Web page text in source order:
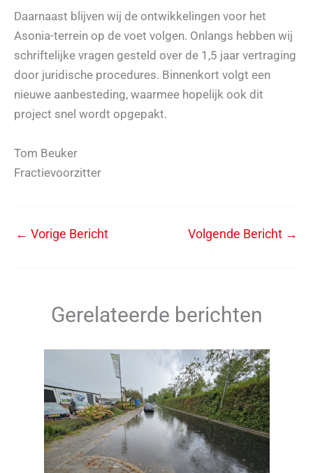
Daarnaast blijven wij de ontwikkelingen voor het
Asonia-terrein op de voet volgen. Onlangs hebben wij
schriftelijke vragen gesteld over de 1,5 jaar vertraging
door juridische procedures. Binnenkort volgt een
nieuwe aanbesteding, waarmee hopelijk ook dit
project snel wordt opgepakt.
Tom Beuker
Fractievoorzitter
← Vorige Bericht Volgende Bericht →
Gerelateerde berichten